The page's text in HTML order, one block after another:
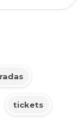
tickets